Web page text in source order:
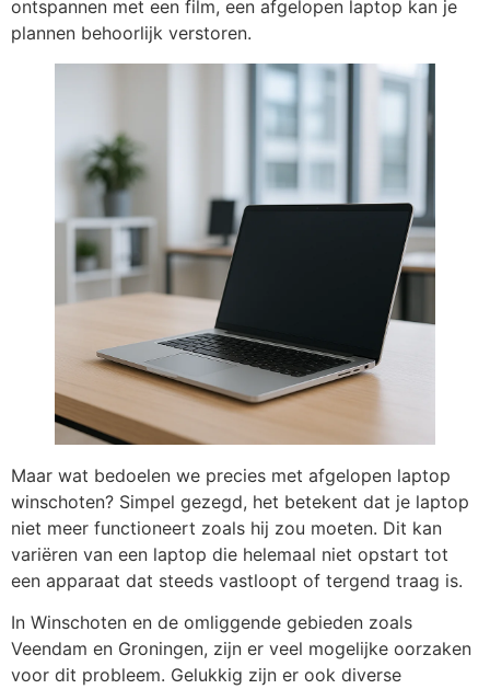
ontspannen met een film, een afgelopen laptop kan je
plannen behoorlijk verstoren.
Maar wat bedoelen we precies met afgelopen laptop
winschoten? Simpel gezegd, het betekent dat je laptop
niet meer functioneert zoals hij zou moeten. Dit kan
variëren van een laptop die helemaal niet opstart tot
een apparaat dat steeds vastloopt of tergend traag is.
In Winschoten en de omliggende gebieden zoals
Veendam en Groningen, zijn er veel mogelijke oorzaken
voor dit probleem. Gelukkig zijn er ook diverse